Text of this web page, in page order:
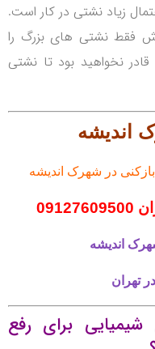
زیاد نشتی در کار است.
فقط نشتی های بزرگ را
نخواهید بود تا نشتی
اندیشه
در شهرک اندیشه
09127609500
اندیشه
تهران
شیمیایی برای رفع